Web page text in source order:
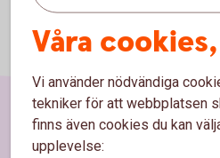
Våra
Vi använder nödvändiga
tekniker för att webbplatsen
finns även cookies du kan
upplevelse:
Sidfot
Hitta snabbt